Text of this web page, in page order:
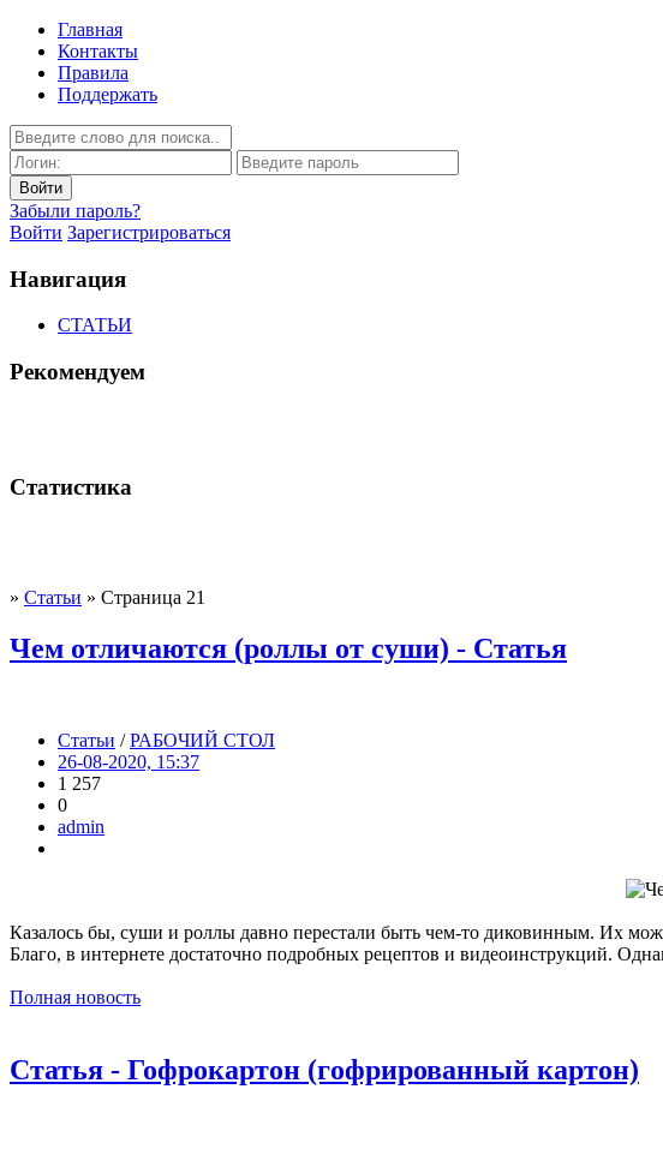
Главная
Контакты
Правила
Поддержать
Забыли пароль?
Войти Зарегистрироваться
Навигация
СТАТЬИ
Рекомендуем
Статистика
» Статьи » Страница 21
Чем отличаются (роллы от суши) - Статья
Статьи /РАБОЧИЙ СТОЛ
26-08-2020, 15:37
1 257
0
admin
Казалось бы, суши и роллы давно перестали быть чем-то диковинным. Их
Благо, в интернете достаточно подробных рецептов и видеоинструкций.
Полная новость
Статья - Гофрокартон (гoфрированный картoн)